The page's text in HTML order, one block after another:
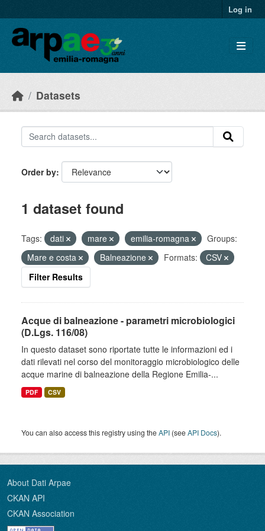
Log in
Datasets
Order by
1 dataset found
Tags: dati mare emilia-romagna
Groups:
Mare e costa
Balneazione Formats:
CSV
Filter Results
Acque di balneazione - parametri microbiologici
(D.Lgs. 116/08)
In questo dataset sono riportate tutte le informazioni ed i
dati rilevati nel corso del monitoraggio microbiologico delle
acque marine di balneazione della Regione Emilia-...
PDF CSV
You can also access this registry using theAPI (seeAPI Docs).
About Dati Arpae
CKAN API
CKAN Association